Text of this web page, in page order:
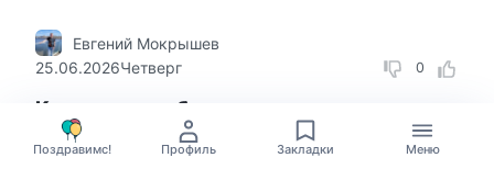
0
Евгений Мокрышев
25.06.2026Четверг
Картинка с добрым летним утром
четверга
Поздравимс! Профиль Закладки Меню